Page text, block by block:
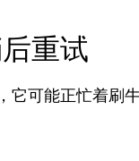
重试
它可能正忙着刷